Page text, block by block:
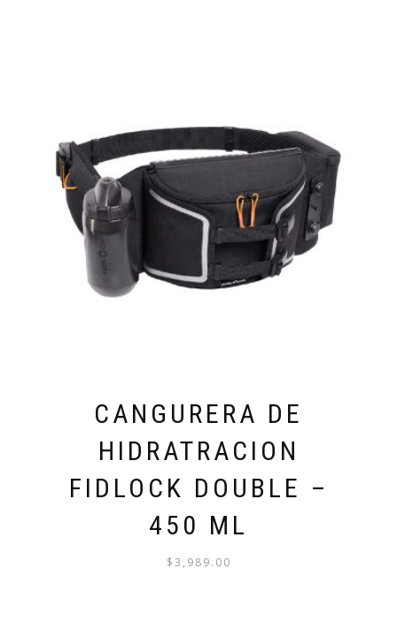
CANGURERA DE
HIDRATRACION
FIDLOCK DOUBLE –
450 ML
$3,989.00